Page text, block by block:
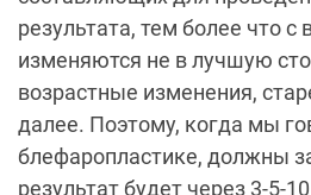
результата, тем более что с
изменяются не в лучшую
возрастные изменения,
далее. Поэтому, когда мы
блефаропластике, должны
результат будет через 3-5-